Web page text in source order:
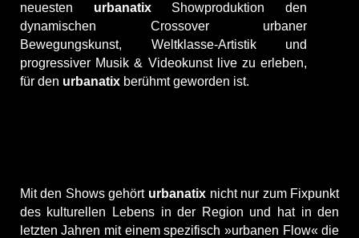
neuesten urbanatixShowproduktion den
dynamischen Crossover urbaner
Bewegungskunst, Weltklasse-Artistik und
progressiver Musik & Videokunst live zu erleben,
für den urbanatixberühmt geworden ist.
Mit den Shows gehört urbanatix nicht nur zum Fixpunkt
des kulturellen Lebens in der Region und hat in den
letzten Jahren mit einem spezifisch »urbanen Flow« die